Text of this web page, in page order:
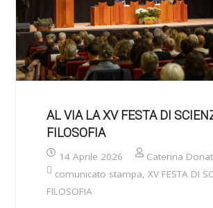
AL VIA LA XV FESTA DI
FILOSOFIA
14 Aprile 2026
Caterina
comunicato stampa, XV FESTA DI
FILOSOFIA